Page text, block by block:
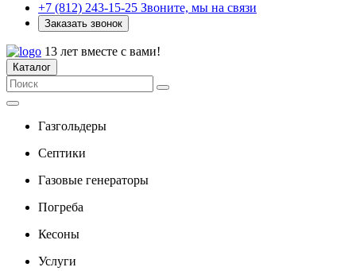
+7 (812) 243-15-25 Звоните, мы на связи
Заказать звонок
13 лет вместе с вами!
Каталог
Газгольдеры
Септики
Газовые генераторы
Погреба
Кесоны
Услуги